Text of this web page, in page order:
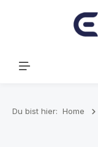
Du bist hier: Home